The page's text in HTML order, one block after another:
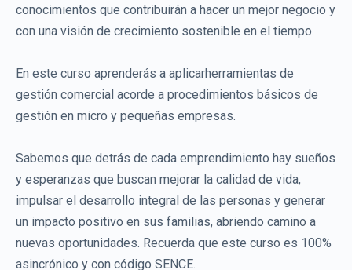
conocimientos que contribuirán a hacer un mejor negocio y
con una visión de crecimiento sostenible en el tiempo.
En este curso aprenderás a aplicarherramientas de
gestión comercial acorde a procedimientos básicos de
gestión en micro y pequeñas empresas.
Sabemos que detrás de cada emprendimiento hay sueños
y esperanzas que buscan mejorar la calidad de vida,
impulsar el desarrollo integral de las personas y generar
un impacto positivo en sus familias, abriendo camino a
nuevas oportunidades. Recuerda que este curso es 100%
asincrónico y con código SENCE.